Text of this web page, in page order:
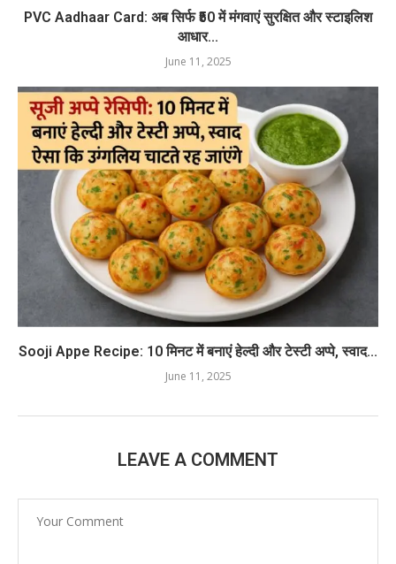
PVC Aadhaar Card: अब सिर्फ ₹50 में मंगवाएं सुरक्षित और स्टाइलिश
आधार...
June 11, 2025
Sooji Appe Recipe: 10 मिनट में बनाएं हेल्दी और टेस्टी अप्पे, स्वाद...
June 11, 2025
LEAVE A COMMENT